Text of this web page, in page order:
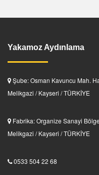
Yakamoz Aydınlama
Şube: Osman Kavuncu Mah.
Melikgazi / Kayseri / TÜRKİYE
Fabrika: Organize Sanayi
Melikgazi / Kayseri / TÜRKİYE
0533 504 22 68